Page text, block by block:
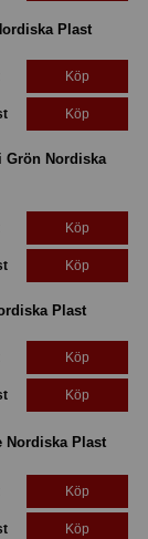
Plast
Köp
Köp
Grön Nordiska
Köp
Köp
Plast
Köp
Köp
Nordiska Plast
Köp
Köp